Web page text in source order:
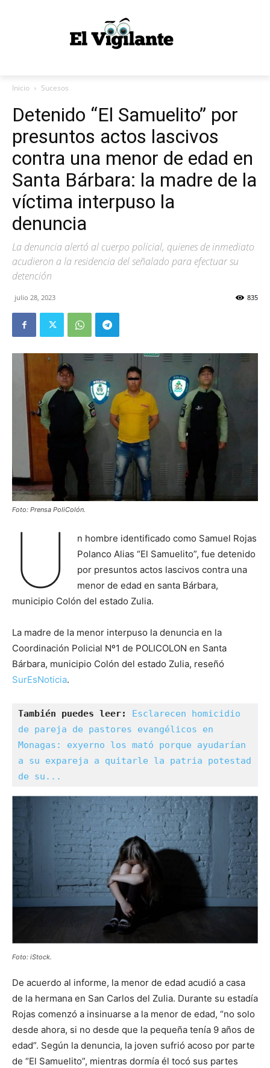
Inicio Sucesos
Detenido “El Samuelito” por
presuntos actos lascivos
contra una menor de edad en
Santa Bárbara: la madre de la
víctima interpuso la
denuncia
La denuncia alertó al cuerpo policial, quienes de inmediato
acudieron a la residencia del señalado para efectuar su
detención
julio 28, 2023 835
Foto: Prensa PoliColón.
U
n hombre identificado como Samuel Rojas
Polanco Alias “El Samuelito”, fue detenido
por presuntos actos lascivos contra una
menor de edad en santa Bárbara,
municipio Colón del estado Zulia.
La madre de la menor interpuso la denuncia en la
Coordinación Policial Nº1 de POLICOLON en Santa
Bárbara, municipio Colón del estado Zulia, reseñó
SurEsNoticia.
También puedes leer: Esclarecen homicidio
de pareja de pastores evangélicos en
Monagas: exyerno los mató porque ayudarían
a su expareja a quitarle la patria potestad
de su...
Foto: iStock.
De acuerdo al informe, la menor de edad acudió a casa
de la hermana en San Carlos del Zulia. Durante su estadía
Rojas comenzó a insinuarse a la menor de edad, “no solo
desde ahora, si no desde que la pequeña tenía 9 años de
edad”. Según la denuncia, la joven sufrió acoso por parte
de “El Samuelito”, mientras dormía él tocó sus partes